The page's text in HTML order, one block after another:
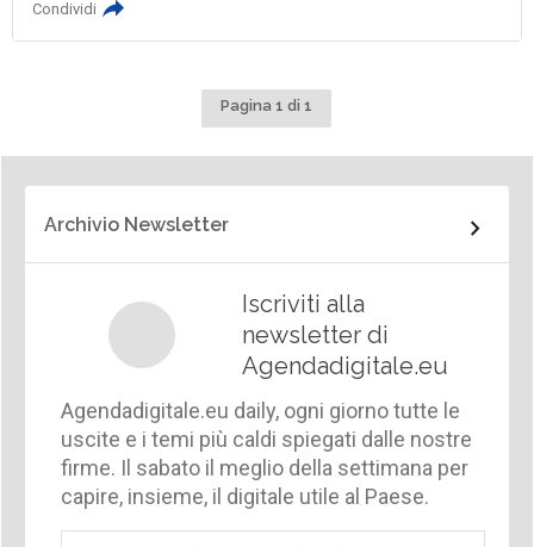
Condividi
Pagina 1 di 1
Archivio Newsletter
Iscriviti alla
newsletter di
Agendadigitale.eu
Agendadigitale.eu daily, ogni giorno tutte le
uscite e i temi più caldi spiegati dalle nostre
firme. Il sabato il meglio della settimana per
capire, insieme, il digitale utile al Paese.